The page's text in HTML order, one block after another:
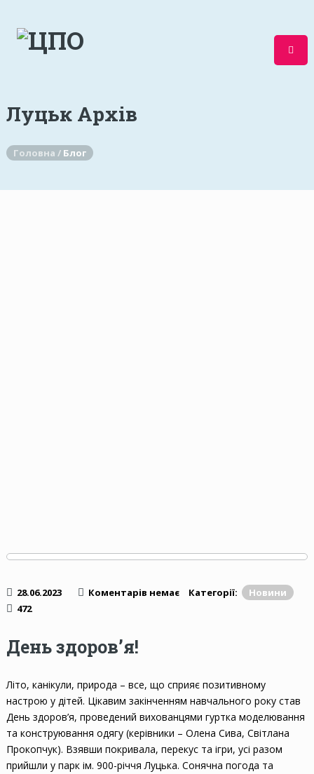
Луцьк Архів
Головна / Блог
28.06.2023 Коментарів немає Категорії:
Новини
472
День здоров’я!
Літо, канікули, природа – все, що сприяє позитивному
настрою у дітей. Цікавим закінченням навчального року став
День здоров’я, проведений вихованцями гуртка моделювання
та конструювання одягу (керівники – Олена Сива, Світлана
Прокопчук). Взявши покривала, перекус та ігри, усі разом
прийшли у парк ім. 900-річчя Луцька. Сонячна погода та